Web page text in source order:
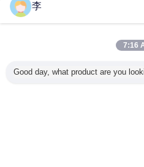
PiùMammiferi regali
李
7:16
Good day, what product are you